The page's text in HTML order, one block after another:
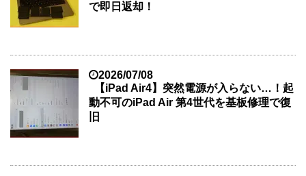
で即日返却！
2026/07/08
【iPad Air4】突然電源が入らない…！起
動不可のiPad Air 第4世代を基板修理で復
旧